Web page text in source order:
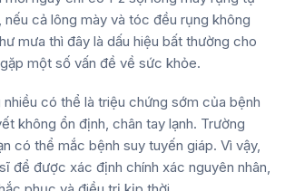
nếu cả lông mày và tóc đều rụng không
mưa thì đây là dấu hiệu bất thường cho
một số vấn đề về sức khỏe.
có thể là triệu chứng sớm của bệnh
không ổn định, chân tay lạnh. Trường
có thể mắc bệnh suy tuyến giáp. Vì vậy,
để được xác định chính xác nguyên nhân,